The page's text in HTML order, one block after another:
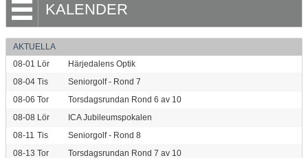
KALENDER
AKTUELLA
08-01 Lör
Härjedalens Optik
08-04 Tis
Seniorgolf - Rond 7
08-06 Tor
Torsdagsrundan Rond 6 av 10
08-08 Lör
ICA Jubileumspokalen
08-11 Tis
Seniorgolf - Rond 8
08-13 Tor Torsdagsrundan Rond 7 av 10